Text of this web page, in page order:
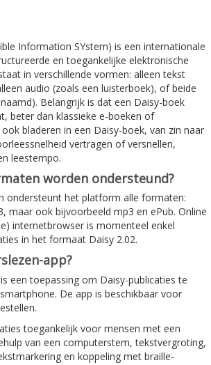
Information SYstem) is een internationale
en toegankelijke elektronische
in verschillende vormen: alleen tekst
audio (zoals een luisterboek), of beide
Belangrijk is dat een Daisy-boek
beter dan klassieke e-boeken of
bladeren in een Daisy-boek, van zin naar
vertragen of versnellen,
leestempo.
worden ondersteund?
ondersteunt het platform alle formaten:
maar ook bijvoorbeeld mp3 en ePub. Online
internetbrowser is momenteel enkel
in het formaat Daisy 2.02.
app?
een toepassing om Daisy-publicaties te
De app is beschikbaar voor
toegankelijk voor mensen met een
van een computerstem, tekstvergroting,
en koppeling met braille-